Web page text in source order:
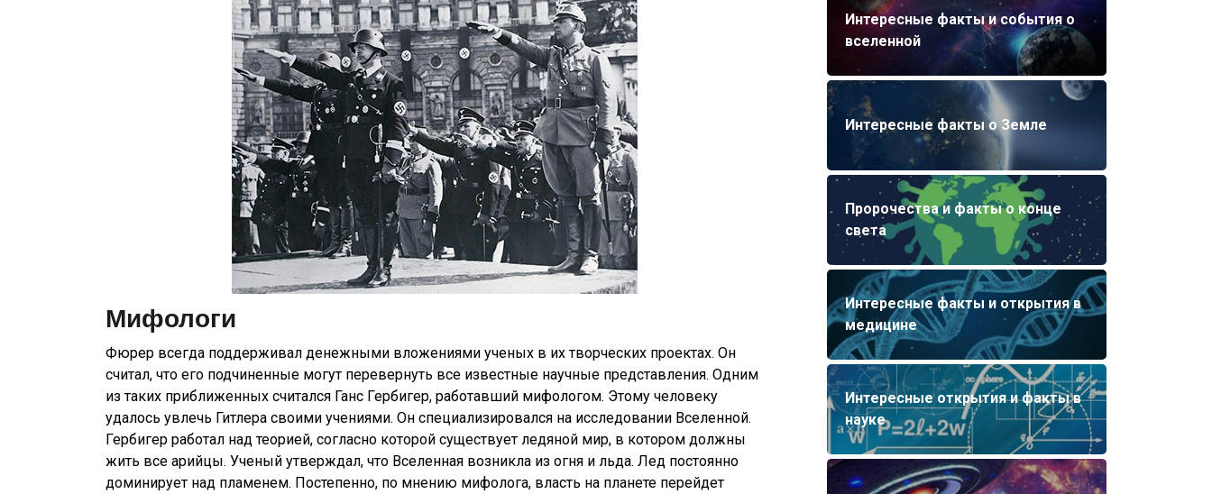
Мифологи
Фюрер всегда поддерживал денежными вложениями ученых в их творческих проектах. Он
считал, что его подчиненные могут перевернуть все известные научные представления. Одним
из таких приближенных считался Ганс Гербигер, работавший мифологом. Этому человеку
удалось увлечь Гитлера своими учениями. Он специализировался на исследовании Вселенной.
Гербигер работал над теорией, согласно которой существует ледяной мир, в котором должны
жить все арийцы. Ученый утверждал, что Вселенная возникла из огня и льда. Лед постоянно
доминирует над пламенем. Постепенно, по мнению мифолога, власть на планете перейдет
Интересные факты и события о
вселенной
Интересные факты о Земле
Пророчества и факты о конце
света
Интересные факты и открытия в
медицине
Интересные открытия и факты в
науке